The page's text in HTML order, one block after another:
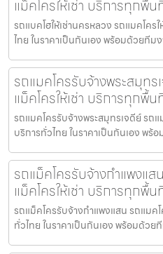
แม็คโครให้เช่า บริการทุกพื้
รถแบคโฮให้เช่านครหลวง รถแมคโคร
ไทย ในราคาเป็นกันเอง พร้อมด้วยที
รถแมคโครรับจ้างพระสมุท
แม็คโครให้เช่า บริการทุกพื้
รถแมคโครรับจ้างพระสมุทรเจดีย์ รถแ
บริการทั่วไทย ในราคาเป็นกันเอง พ
รถแม็คโครรับจ้างกำแพงแ
แม็คโครให้เช่า บริการทุกพื้
รถแม็คโครรับจ้างกำแพงแสน รถแมค
ทั่วไทย ในราคาเป็นกันเอง พร้อมด้ว